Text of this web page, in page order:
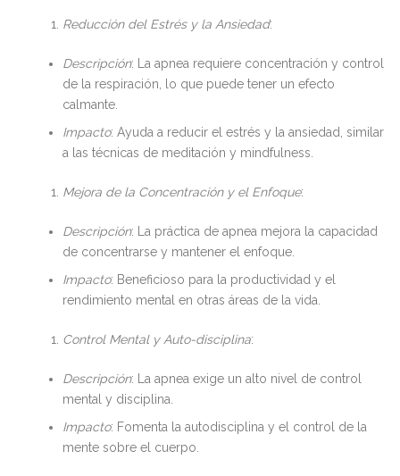
Reducción del Estrés y la Ansiedad:
Descripción: La apnea requiere concentración y control
de la respiración, lo que puede tener un efecto
calmante.
Impacto: Ayuda a reducir el estrés y la ansiedad, similar
a las técnicas de meditación y mindfulness.
Mejora de la Concentración y el Enfoque:
Descripción: La práctica de apnea mejora la capacidad
de concentrarse y mantener el enfoque.
Impacto: Beneficioso para la productividad y el
rendimiento mental en otras áreas de la vida.
Control Mental y Auto-disciplina:
Descripción: La apnea exige un alto nivel de control
mental y disciplina.
Impacto: Fomenta la autodisciplina y el control de la
mente sobre el cuerpo.